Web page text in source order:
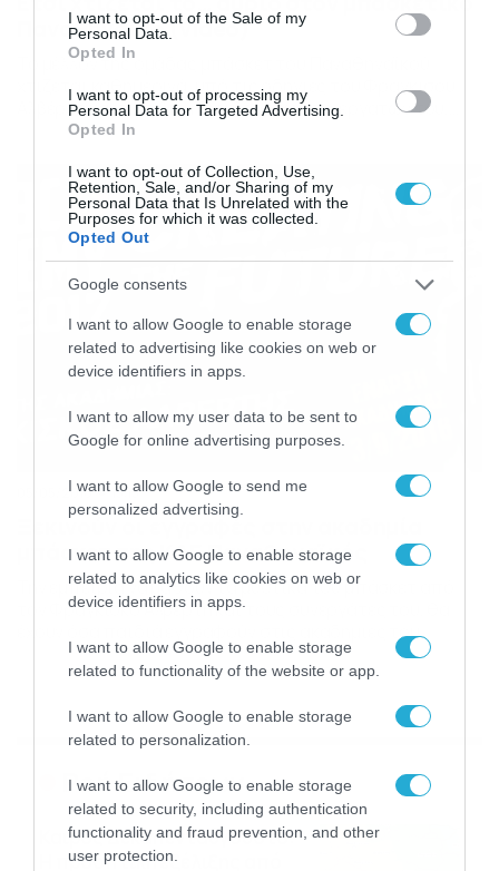
consent section.
I want to opt-out of the Sale of my
Personal Data.
Opted In
I want to opt-out of processing my
Personal Data for Targeted Advertising.
Opted In
I want to opt-out of Collection, Use,
Retention, Sale, and/or Sharing of my
Personal Data that Is Unrelated with the
Purposes for which it was collected.
Opted Out
Google consents
I want to allow Google to enable storage
related to advertising like cookies on web or
device identifiers in apps.
I want to allow my user data to be sent to
Google for online advertising purposes.
I want to allow Google to send me
personalized advertising.
I want to allow Google to enable storage
related to analytics like cookies on web or
device identifiers in apps.
I want to allow Google to enable storage
related to functionality of the website or app.
I want to allow Google to enable storage
related to personalization.
I want to allow Google to enable storage
related to security, including authentication
functionality and fraud prevention, and other
user protection.
Παναθηναϊκό (video)
Το μέλλον της ομάδας μπάσκετ του Παναθηναϊκού
χτίζεται καθημερινά, υπό τις οδηγίες του Φραγκίσου
Αλβέρτη και τη σκληρή δουλειά των συνεργατών του,
στις ακαδημίες της πράσινης ΚΑΕ. Οι βασικοί
λειτουργίας, εγχειρήματος μιλούν σε ένα εξαιρετικό
βίντεο – παρουσίαση του έργου και του ρόλου της
ακαδημίας της ΚΑΕ Παναθηναϊκός. […]
05/05/2016 13:13
Ξεκινούν οι εγγραφές στην ακαδημία
μπάσκετ της ΚΑΕ Παναθηναϊκός
Την εμπειρία να μάθουν τα μυστικά του μπάσκετ από
τον Φραγκίσκο Αλβέρτη και τους συνεργάτες του, θα
έχουν όσα παιδιά εγγραφούν στις ακαδημίες του
Παναθηναϊκού για τη νέα αγωνιστική περίοδο.
Αναλυτικά η ανακοίνωση της ΚΑΕ Παναθηναϊκός: Η ΚΑΕ
Σεπτεμβρίου ξεκινά η λειτουργία της Ακαδημίας της για
την περίοδο 2016-17 […]
Ροή Ειδήσεων
Καιρός Δεκαπενταύγουστο:
Η προοπτική εξέλιξης από